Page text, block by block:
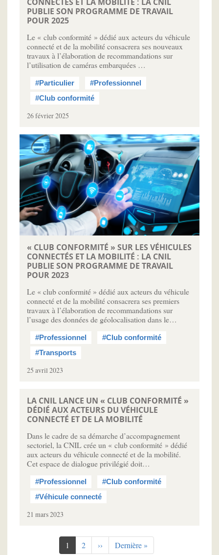
PUBLIE SON PROGRAMME DE TRAVAIL
POUR 2025
Le « club conformité » dédié aux acteurs du véhicule
connecté et de la mobilité consacrera ses nouveaux
travaux à l’élaboration de recommandations sur
l’utilisation de caméras embarquées …
#Particulier
#Professionnel
#Club conformité
26 février 2025
« CLUB CONFORMITÉ » SUR LES VÉHICULES
CONNECTÉS ET LA MOBILITÉ : LA CNIL
PUBLIE SON PROGRAMME DE TRAVAIL
POUR 2023
Le « club conformité » dédié aux acteurs du véhicule
connecté et de la mobilité consacrera ses premiers
travaux à l’élaboration de recommandations sur
l’usage des données de géolocalisation dans le…
#Professionnel
#Club conformité
#Transports
25 avril 2023
LA CNIL LANCE UN « CLUB CONFORMITÉ »
DÉDIÉ AUX ACTEURS DU VÉHICULE
CONNECTÉ ET DE LA MOBILITÉ
Dans le cadre de sa démarche d’accompagnement
sectoriel, la CNIL crée un « club conformité » dédié
aux acteurs du véhicule connecté et de la mobilité.
Cet espace de dialogue privilégié doit…
#Professionnel
#Club conformité
#Véhicule connecté
21 mars 2023
Pagination
Page
1 Page
2
Page
››
Dernière
Dernière »